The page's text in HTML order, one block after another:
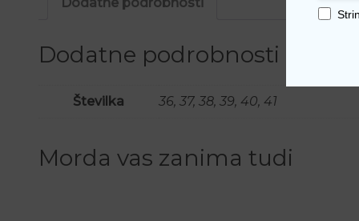
Dodatne podrobnosti
Dodatne podrobnosti
Številka 36, 37, 38, 39, 40, 41
Morda vas zanima tudi